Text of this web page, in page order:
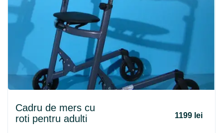
Cadru de mers cu
roti pentru adulti
1199 lei